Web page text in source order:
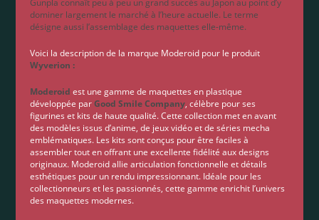
Gunpla connaît peu à peu un grand succès au Japon au point d’y
dominer largement le marché à l’heure actuelle. Le terme
désigne aussi l’assemblage des maquettes elle-même.
Voici la description de la marque Moderoid pour le produit
Wyverion :
Moderoid est une gamme de maquettes en plastique
développée parGood Smile Company, célèbre pour ses
figurines et kits de haute qualité. Cette collection met en avant
des modèles issus d’anime, de jeux vidéo et de séries mecha
emblématiques. Les kits sont conçus pour être faciles à
assembler tout en offrant une excellente fidélité aux designs
originaux. Moderoid allie articulation fonctionnelle et détails
esthétiques pour un rendu impressionnant. Idéale pour les
collectionneurs et les passionnés, cette gamme enrichit l’univers
des maquettes modernes.